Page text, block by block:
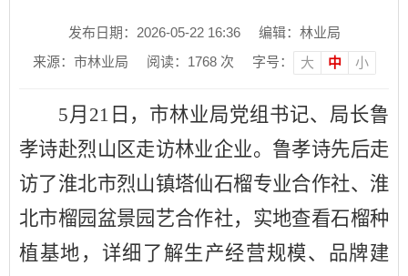
发布日期：2026-05-22 16:36
编辑：林业局
来源：市林业局
阅读： 1768次 字号： 大 中 小
5月21日，市林业局党组书记、局长鲁
孝诗赴烈山区走访林业企业。鲁孝诗先后走
访了淮北市烈山镇塔仙石榴专业合作社、淮
北市榴园盆景园艺合作社，实地查看石榴种
植基地，详细了解生产经营规模、品牌建